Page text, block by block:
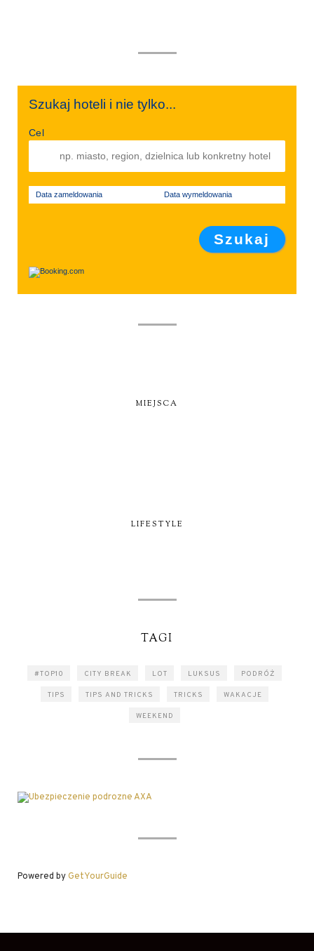
Szukaj hoteli i nie tylko...
Cel
Data zameldowania Data wymeldowania
MIEJSCA
LIFESTYLE
TAGI
#TOP10 CITY BREAK LOT LUKSUS PODRÓŻ
TIPS TIPS AND TRICKS TRICKS WAKACJE
WEEKEND
Powered byGetYourGuide